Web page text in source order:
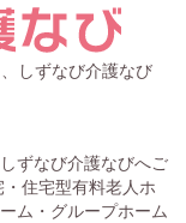
しずなび介護なび
ずなび介護なびへご
住宅型有料老人ホ
ム・グループホーム